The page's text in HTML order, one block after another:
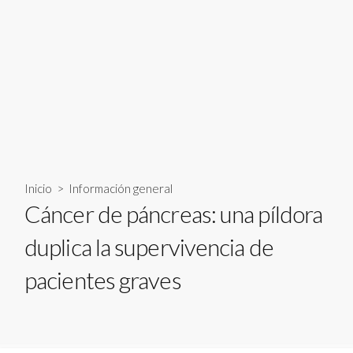
Inicio > Información general
Cáncer de páncreas: una píldora
duplica la supervivencia de
pacientes graves